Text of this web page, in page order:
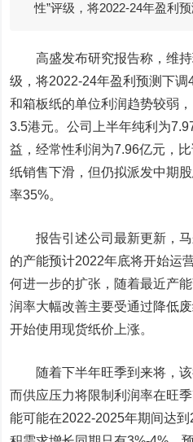
性”评级，将2022-24年盈利
高盛发布研究报告称，维持
级，将2022-24年盈利预测下
和箱板纸的单位利润趋势较弱
3.5港元。公司上半年纯利为
益，经常性利润为7.96亿元，
纸销售下滑，但仍拟派发中期
率35%。
报告引述公司最新更新，马
的产能预计2022年底将开始运
何进一步的扩张，随着最近产
润率大幅改善主要受通过降低
开始使用现货纸价上涨。
随着下半年旺季到来将，该
而供应压力将限制利润率在旺
能可能在2022-2025年期间达